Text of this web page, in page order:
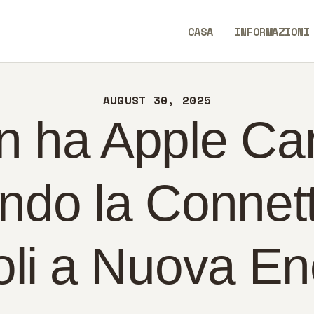
CASA INFORMAZIONI
AUGUST 30, 2025
ha Apple
la
a Nuova